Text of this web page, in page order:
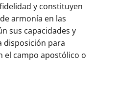
y constituyen
armonía en las
sus capacidades y
disposición para
el campo apostólico o